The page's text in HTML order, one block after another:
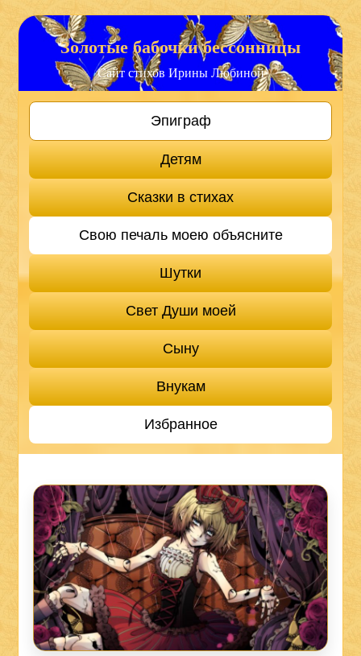
Золотые бабочки бессонницы
Сайт стихов Ирины Любиной
Эпиграф
Детям
Сказки в стихах
Свою печаль моею объясните
Шутки
Свет Души моей
Сыну
Внукам
Избранное